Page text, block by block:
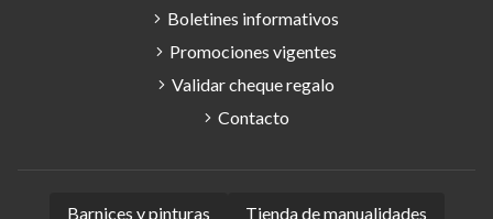
Boletines informativos
Promociones vigentes
Validar cheque regalo
Contacto
Barnices y pinturas Tienda de manualidades